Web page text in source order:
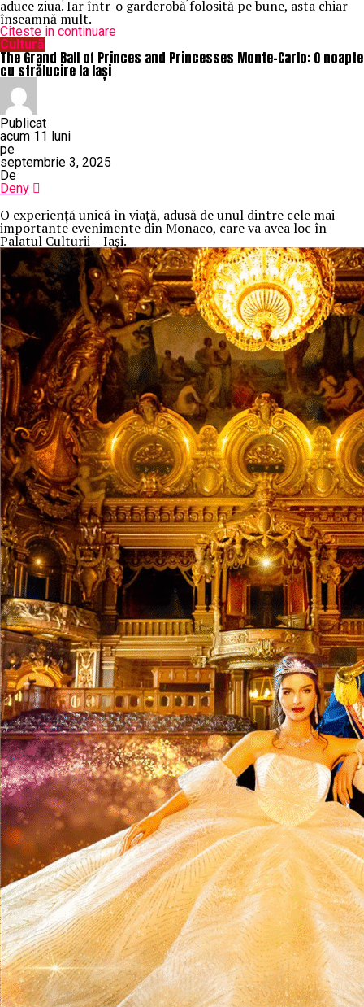
aduce ziua. Iar într-o garderobă folosită pe bune, asta chiar
înseamnă mult.
Citeste in continuare
Cultură
The Grand Ball of Princes and Princesses Monte-Carlo: O noapte
cu strălucire la Iași
Publicat
acum 11 luni
pe
septembrie 3, 2025
De
Deny
O experiență unică în viață, adusă de unul dintre cele mai
importante evenimente din Monaco, care va avea loc în
Palatul Culturii – Iași.